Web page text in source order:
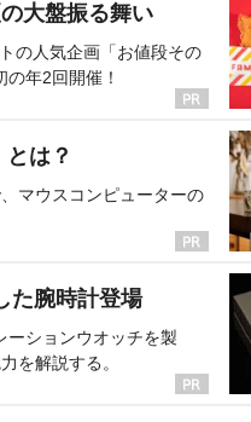
大盤振る舞い
の人気企画「お値段その
年2回開催！
は？
マウスコンピューターの
た腕時計登場
ーションウオッチを製
を解説する。